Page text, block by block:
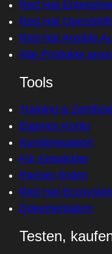
Red Hat
Red Hat OpenShift
Red Hat Ansible
Alle Produkte
Tools
Training &
Eigenes Konto
Kundensupport
Für Entwickler
Partner finden
Red Hat
Dokumentation
Testen,